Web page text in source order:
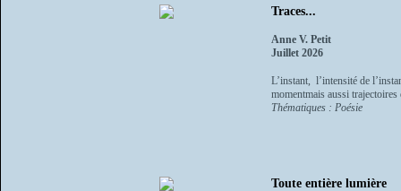
Traces...
Anne V. Petit
Juillet 2026
L’instant, l’intensité de
momentmais aussi
Thématiques : Poésie
Toute entière lumière